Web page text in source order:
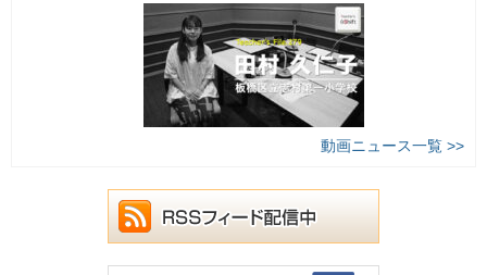
動画ニュース一覧 >>